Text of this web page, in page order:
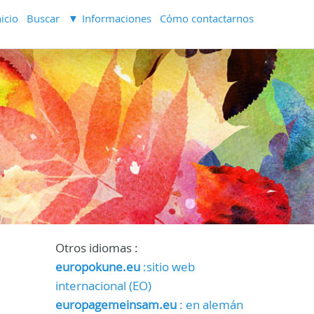
Buscar Informaciones Cómo contactarnos
Otros idiomas :
europokune.eu:sitio web
internacional (EO)
europagemeinsam.eu: en alemán